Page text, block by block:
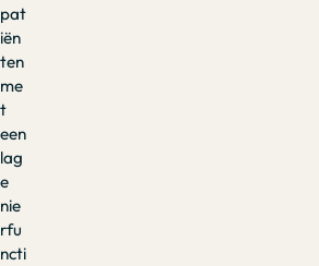
pat
iën
ten
me
t
een
lag
e
nie
rfu
ncti